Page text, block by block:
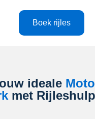
Boek rijles
ideale
met